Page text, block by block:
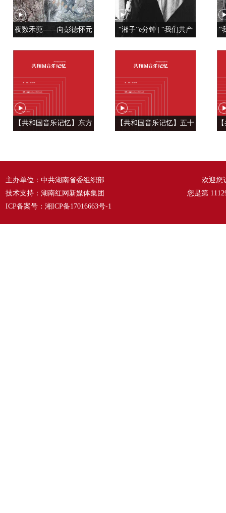
夜数禾蔸——向彭德怀元
“湘子”e分钟 | “我们共产
“
【共和国音乐记忆】东方
【共和国音乐记忆】五十
主办单位：中共湖南省委组织部
技术支持：湖南红网新媒体集团
ICP备案号： 湘ICP备17016663号-1
欢迎您
您是第